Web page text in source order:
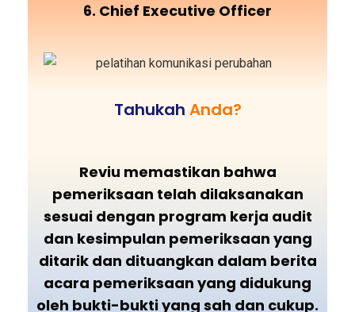
6. Chief Executive Officer
Tahukah Anda?
Reviu memastikan bahwa
pemeriksaan telah dilaksanakan
sesuai dengan program kerja audit
dan kesimpulan pemeriksaan yang
ditarik dan dituangkan dalam berita
acara pemeriksaan yang didukung
oleh bukti-bukti yang sah dan cukup.